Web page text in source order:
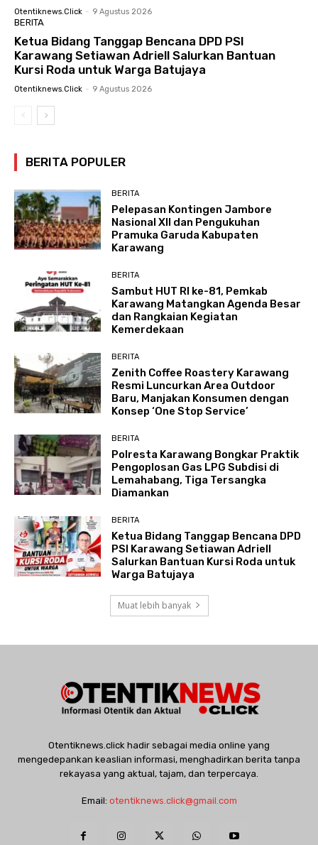
Otentiknews.click - 9 Agustus 2026
BERITA
Ketua Bidang Tanggap Bencana DPD PSI
Karawang Setiawan Adriell Salurkan Bantuan
Kursi Roda untuk Warga Batujaya
Otentiknews.click - 9 Agustus 2026
BERITA POPULER
BERITA
Pelepasan Kontingen Jambore
Nasional XII dan Pengukuhan
Pramuka Garuda Kabupaten
Karawang
BERITA
Sambut HUT RI ke-81, Pemkab
Karawang Matangkan Agenda Besar
dan Rangkaian Kegiatan
Kemerdekaan
BERITA
Zenith Coffee Roastery Karawang
Resmi Luncurkan Area Outdoor
Baru, Manjakan Konsumen dengan
Konsep ‘One Stop Service’
BERITA
Polresta Karawang Bongkar Praktik
Pengoplosan Gas LPG Subdisi di
Lemahabang, Tiga Tersangka
Diamankan
BERITA
Ketua Bidang Tanggap Bencana DPD
PSI Karawang Setiawan Adriell
Salurkan Bantuan Kursi Roda untuk
Warga Batujaya
Muat lebih banyak
Otentiknews.click hadir sebagai media online yang
mengedepankan keaslian informasi, menghadirkan berita tanpa
rekayasa yang aktual, tajam, dan terpercaya.
Email: otentiknews.click@gmail.com